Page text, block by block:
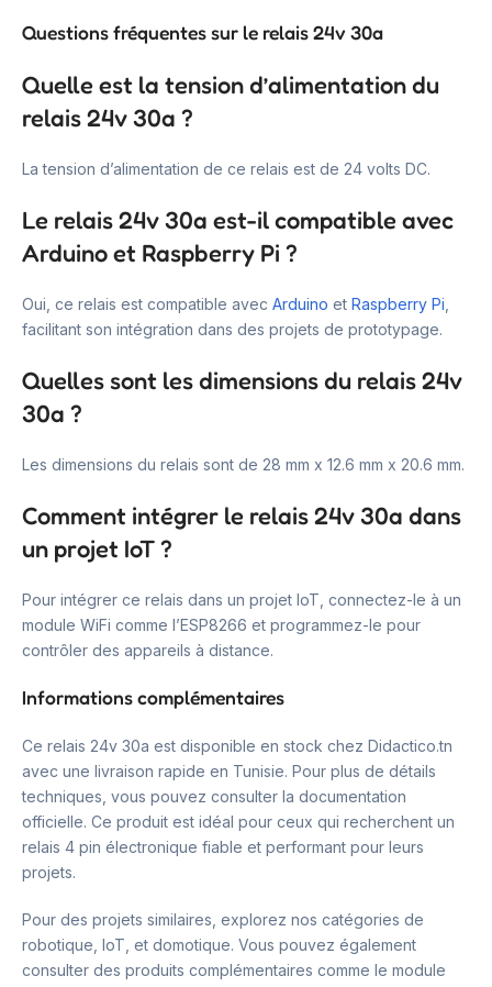
Questions fréquentes sur le relais 24v 30a
Quelle est la tension d’alimentation du
relais 24v 30a ?
La tension d’alimentation de ce relais est de 24 volts DC.
Le relais 24v 30a est-il compatible avec
Arduino et Raspberry Pi ?
Oui, ce relais est compatible avec Arduino et Raspberry Pi
facilitant son intégration dans des projets de prototypage.
Quelles sont les dimensions du relais 24v
30a ?
Les dimensions du relais sont de 28 mm x 12.6 mm x 20.6 mm.
Comment intégrer le relais 24v 30a dans
un projet IoT ?
Pour intégrer ce relais dans un projet IoT, connectez-le à un
module WiFi comme l’ESP8266 et programmez-le pour
contrôler des appareils à distance.
Informations complémentaires
Ce relais 24v 30a est disponible en stock chez Didactico.tn
avec une livraison rapide en Tunisie. Pour plus de détails
techniques, vous pouvez consulter la documentation
officielle. Ce produit est idéal pour ceux qui recherchent un
relais 4 pin électronique fiable et performant pour leurs
projets.
Pour des projets similaires, explorez nos catégories de
robotique, IoT, et domotique. Vous pouvez également
consulter des produits complémentaires comme le module